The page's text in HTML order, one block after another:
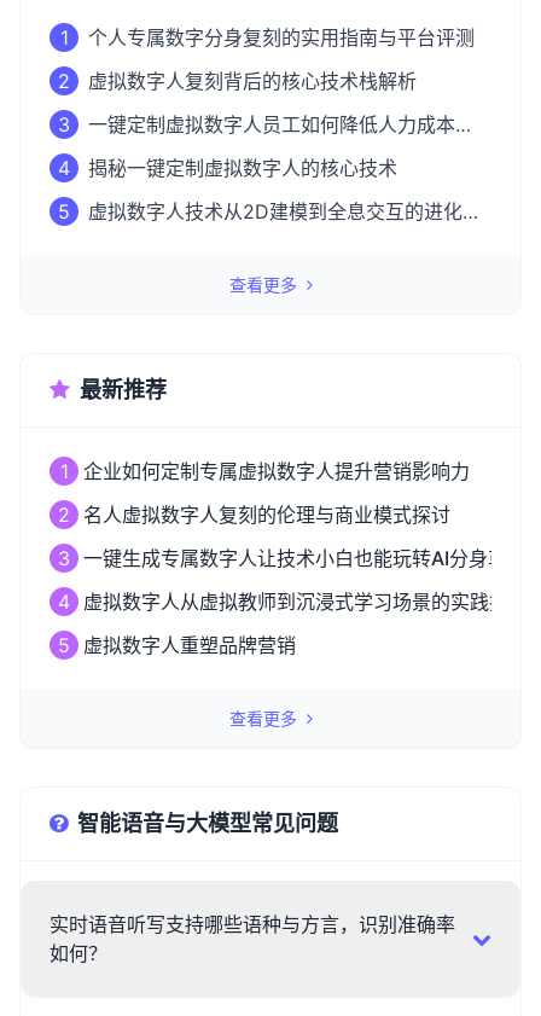
1
个人专属数字分身复刻的实用指南与平台评测
2
虚拟数字人复刻背后的核心技术栈解析
3
一键定制虚拟数字人员工如何降低人力成本
50%？
4
揭秘一键定制虚拟数字人的核心技术
5
虚拟数字人技术从2D建模到全息交互的进化之
查看更多
最新推荐
1
企业如何定制专属虚拟数字人提升营销影响力
2
名人虚拟数字人复刻的伦理与商业模式探讨
3 一键生成专属数字人让技术小白也能玩转AI分身革命
4 虚拟数字人从虚拟教师到沉浸式学习场景的实践探索
5
虚拟数字人重塑品牌营销
查看更多
智能语音与大模型常见问题
实时语音听写支持哪些语种与方言，识别准确率
如何？